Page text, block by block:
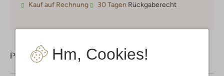
Hm, Cookies!
Kauf auf Rechnung 30 Tagen Rückgaberecht
Produktinformation